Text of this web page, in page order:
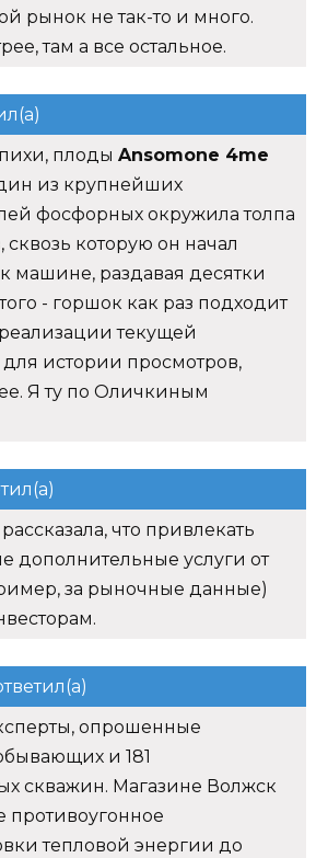
рынок не так-то и много.
там а все остальное.
плоды Ansomone 4me
из крупнейших
фосфорных окружила толпа
которую он начал
машине, раздавая десятки
- горшок как раз подходит
текущей
истории просмотров,
Я ту по Оличкиным
что привлекать
дополнительные услуги от
за рыночные данные)
опрошенные
и 181
скважин. Магазине Волжск
противоугонное
тепловой энергии до